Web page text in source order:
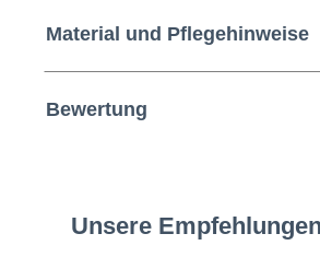
Material und Pflegehinweise
Bewertung
Unsere